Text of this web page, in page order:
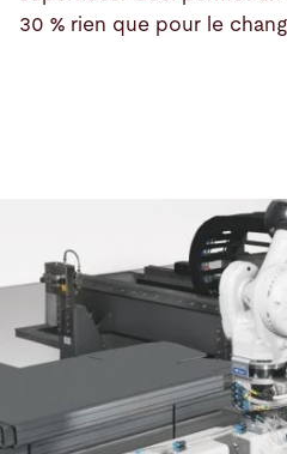
30 % rien que pour le